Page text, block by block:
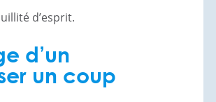
d’esprit.
d’un
un coup
Prestige